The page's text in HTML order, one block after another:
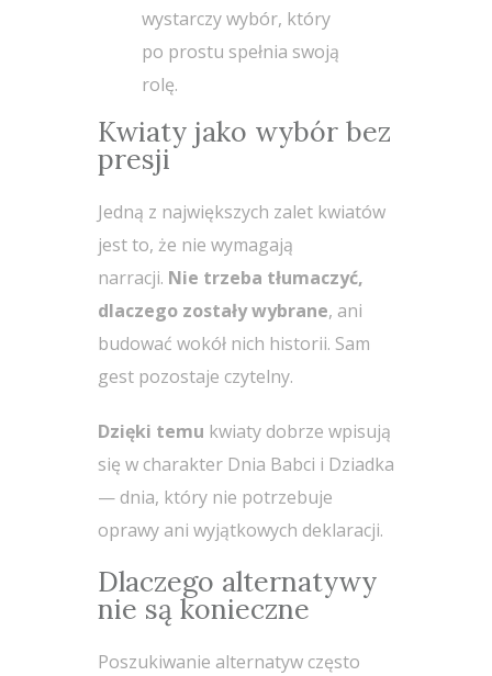
wystarczy wybór, który
po prostu spełnia swoją
rolę.
Kwiaty jako wybór bez
presji
Jedną z największych zalet kwiatów
jest to, że nie wymagają
narracji. Nie trzeba tłumaczyć,
dlaczego zostały wybrane, ani
budować wokół nich historii. Sam
gest pozostaje czytelny.
Dzięki temu kwiaty dobrze wpisują
się w charakter Dnia Babci i Dziadka
— dnia, który nie potrzebuje
oprawy ani wyjątkowych deklaracji.
Dlaczego alternatywy
nie są konieczne
Poszukiwanie alternatyw często